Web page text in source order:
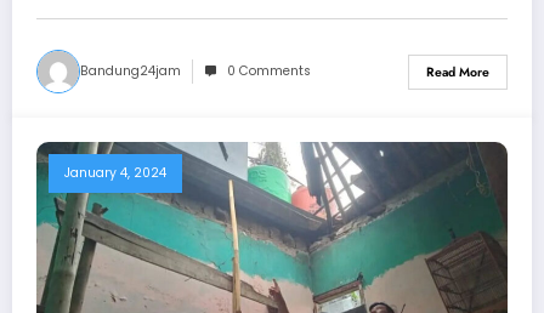
Bandung24jam 0 Comments Read More
January 4, 2024